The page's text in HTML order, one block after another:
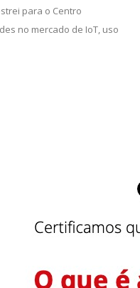
para o Centro
no mercado de IoT, uso